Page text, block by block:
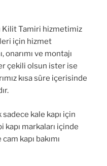
Kilit Tamiri hizmetimiz
için hizmet
onarımı ve montajı
çekili olsun ister ise
kısa süre içerisinde
sadece kale kapı için
markaları içinde
kapı bakımı